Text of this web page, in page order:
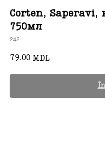
Corten, Saperavi,
750мл
242
79.00 MDL